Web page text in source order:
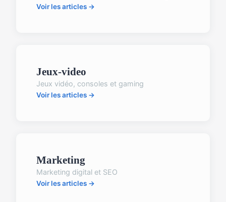
Voir les articles →
Jeux-video
Jeux vidéo, consoles et gaming
Voir les articles →
Marketing
Marketing digital et SEO
Voir les articles →